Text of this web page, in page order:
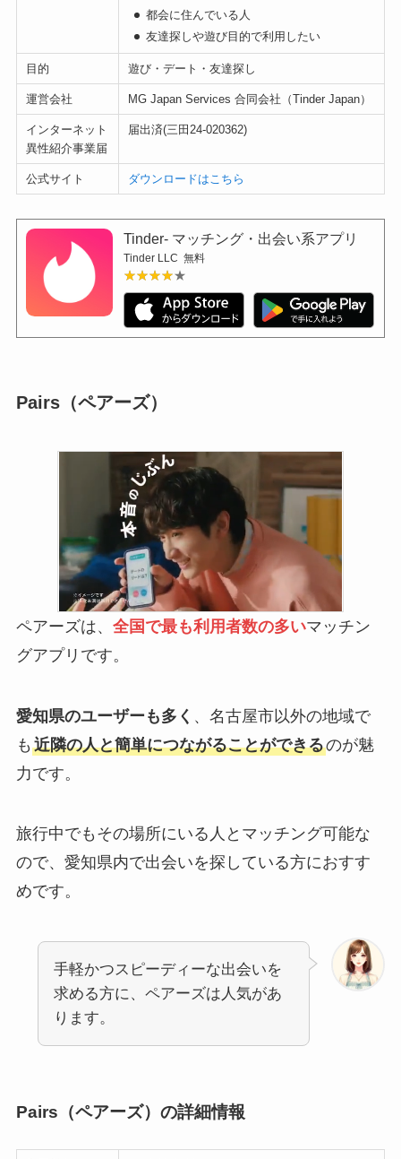
都会に住んでいる人
友達探しや遊び目的で利用したい
目的 遊び・デート・友達探し
運営会社 MG Japan Services 合同会社（Tinder Japan）
インターネット
異性紹介事業届
届出済(三田24-020362)
公式サイト ダウンロードはこちら
Tinder- マッチング・出会い系アプリ
Tinder LLC 無料
★★★★★
★★★★★
Pairs（ペアーズ）
ペアーズは、 全国で最も利用者数の多いマッチン
グアプリです。
愛知県のユーザーも多く 、名古屋市以外の地域で
も 近隣の人と簡単につながることができるのが魅
力です。
旅行中でもその場所にいる人とマッチング可能な
ので、愛知県内で出会いを探している方におすす
めです。
手軽かつスピーディーな出会いを
求める方に、ペアーズは人気があ
ります。
Pairs（ペアーズ）の詳細情報